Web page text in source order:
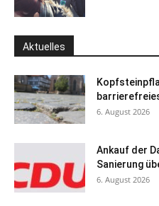
Aktuelles
6. August 2026
Ankauf der
Sanierung
6. August 2026